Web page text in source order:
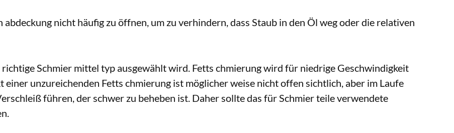
nicht häufig zu öffnen, um zu verhindern, dass Staub in den Öl weg oder die relativen
Schmier mittel typ ausgewählt wird. Fetts chmierung wird für niedrige Geschwindigkeit
unzureichenden Fetts chmierung ist möglicher weise nicht offen sichtlich, aber im Laufe
führen, der schwer zu beheben ist. Daher sollte das für Schmier teile verwendete